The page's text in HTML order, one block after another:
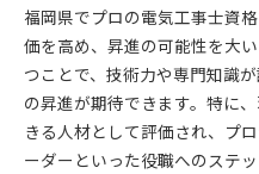
福岡県でプロの電気工事士資
価を高め、昇進の可能性を大
つことで、技術力や専門知識
の昇進が期待できます。特に
きる人材として評価され、プ
ーダーといった役職へのステ